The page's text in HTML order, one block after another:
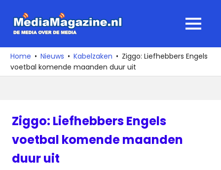
naar
media
over
de
MENU
Home Nieuws Kabelzaken
Ziggo: Liefhebbers Engels
voetbal komende maanden duur uit
Ziggo: Liefhebbers Engels
voetbal komende maanden
duur uit